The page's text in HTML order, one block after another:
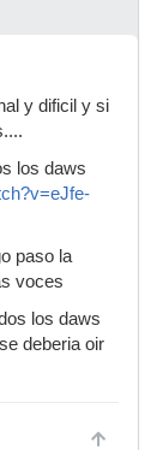
y dificil y si
los daws
paso la
voces
los daws
deberia oir